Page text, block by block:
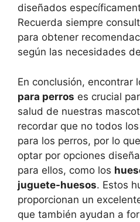
diseñados
Recuerda siempre
para obtener
según las necesidades
En conclusión, encontrar
para perros es crucial
salud de nuestras
recordar que no todos
para los perros, por lo
optar por opciones
para ellos, como los
juguete-huesos. Estos
proporcionan un
que también ayudan a